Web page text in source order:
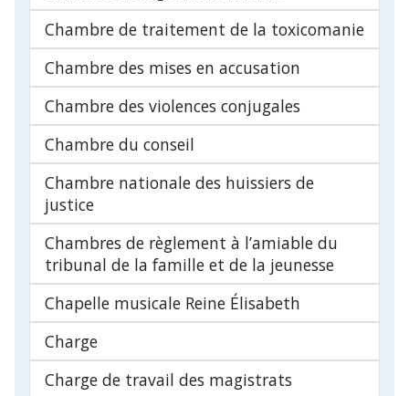
Chambre de traitement de la toxicomanie
Chambre des mises en accusation
Chambre des violences conjugales
Chambre du conseil
Chambre nationale des huissiers de
justice
Chambres de règlement à l’amiable du
tribunal de la famille et de la jeunesse
Chapelle musicale Reine Élisabeth
Charge
Charge de travail des magistrats